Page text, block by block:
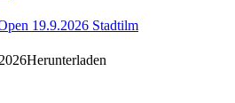
19.9.2026 Stadtilm